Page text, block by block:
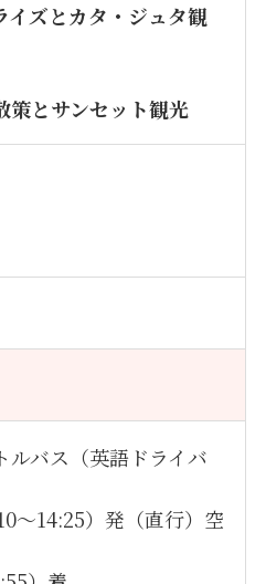
イズとカタ・ジュタ観
策とサンセット観光
ルバス（英語ドライバ
～14:25）発 （直行）空